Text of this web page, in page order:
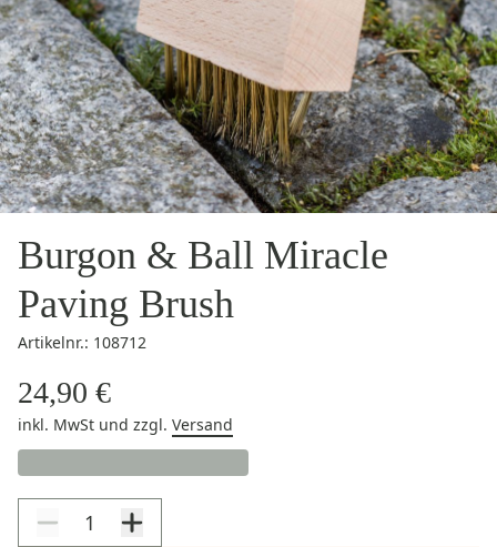
Burgon & Ball Miracle
Paving Brush
Artikelnr.: 108712
24,90 €
inkl. MwSt und zzgl. Versand